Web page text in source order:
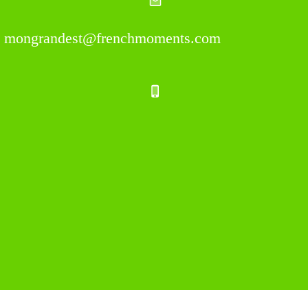
mongrandest@frenchmoments.com